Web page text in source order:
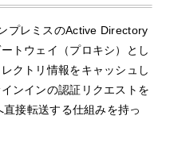
プレミスのActive Directory
トウェイ（プロキシ）とし
クトリ情報をキャッシュし
ンインの認証リクエストを
接転送する仕組みを持っ